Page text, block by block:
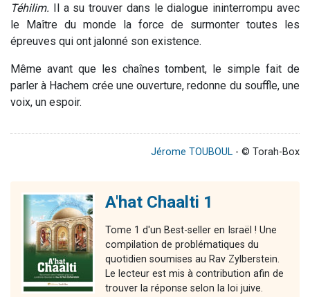
Téhilim. Il a su trouver dans le dialogue ininterrompu avec
le Maître du monde la force de surmonter toutes les
épreuves qui ont jalonné son existence.
Même avant que les chaînes tombent, le simple fait de
parler à Hachem crée une ouverture, redonne du souffle, une
voix, un espoir.
Jérome TOUBOUL - © Torah-Box
A'hat Chaalti 1
Tome 1 d'un Best-seller en Israël ! Une
compilation de problématiques du
quotidien soumises au Rav Zylberstein.
Le lecteur est mis à contribution afin de
trouver la réponse selon la loi juive.